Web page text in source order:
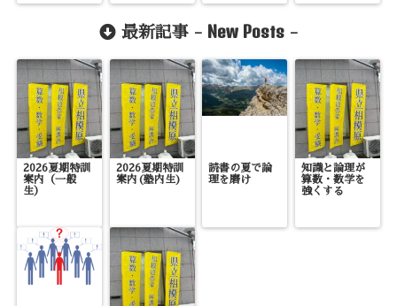
最新記事 - New Posts -
2026夏期特訓
案内（一般
生）
2026夏期特訓
案内(塾内生)
読書の夏で論
理を磨け
知識と論理が
算数・数学を
強くする